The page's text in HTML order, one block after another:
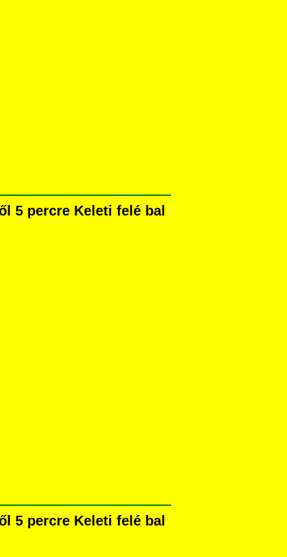
5 percre Keleti felé bal
5 percre Keleti felé bal